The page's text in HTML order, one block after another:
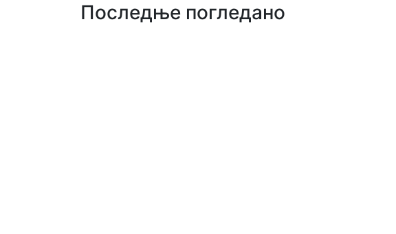
Последње погледано